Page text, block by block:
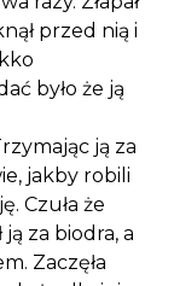
przed nią i
było że ją
ją za
jakby robili
Czuła że
za biodra, a
Zaczęła